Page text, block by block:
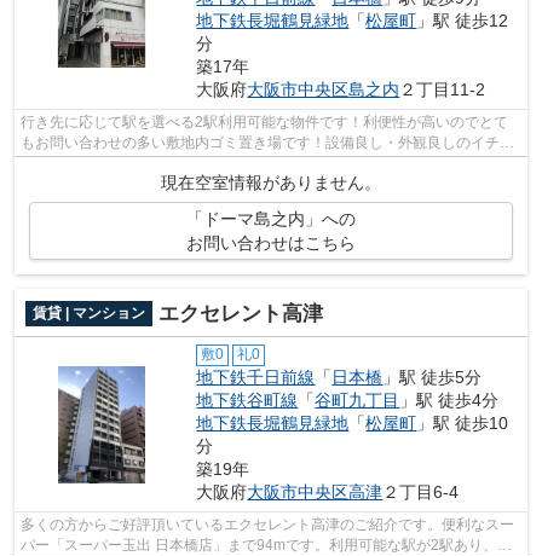
地下鉄長堀鶴見緑地 「松屋町 」駅 徒歩12
分
築17年
大阪府大阪市中央区島之内 ２丁目11-2
行き先に応じて駅を選べる2駅利用可能な物件です！利便性が高いのでとて
もお問い合わせの多い敷地内ゴミ置き場です！設備良し・外観良しのイチオ
シの物件！朝に慌てることなく行動する...
現在空室情報がありません。
「ドーマ島之内」への
お問い合わせはこちら
賃貸 | マンション エクセレント高津
敷0 礼0
地下鉄千日前線 「 日本橋 」駅 徒歩5分
地下鉄谷町線 「谷町九丁目 」駅 徒歩4分
地下鉄長堀鶴見緑地 「松屋町 」駅 徒歩10
分
築19年
大阪府大阪市中央区高津２丁目6-4
多くの方からご好評頂いているエクセレント高津のご紹介です。便利なスー
パー「スーパー玉出 日本橋店」まで94mです。利用可能な駅が2駅あり、行